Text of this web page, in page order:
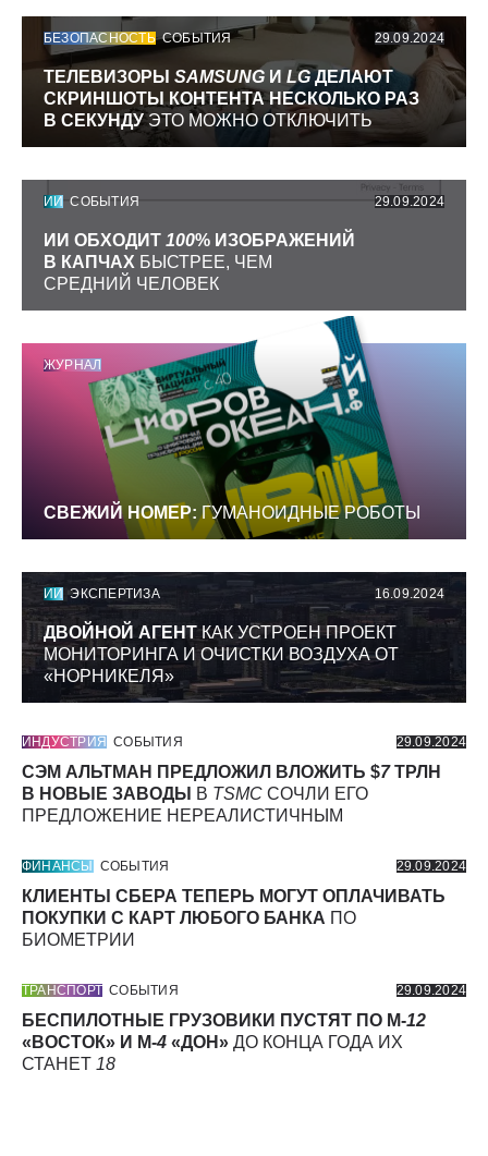
БЕЗОПАСНОСТЬ СОБЫТИЯ 29.09.2024
ТЕЛЕВИЗОРЫ SAMSUNG И LGДЕЛАЮТ
СКРИНШОТЫ КОНТЕНТА НЕСКОЛЬКО РАЗ
В СЕКУНДУЭТО МОЖНО ОТКЛЮЧИТЬ
ИИ СОБЫТИЯ 29.09.2024
ИИ ОБХОДИТ 100% ИЗОБРАЖЕНИЙ
В КАПЧАХ БЫСТРЕЕ, ЧЕМ
СРЕДНИЙ ЧЕЛОВЕК
ЖУРНАЛ
СВЕЖИЙ НОМЕР: ГУМАНОИДНЫЕ РОБОТЫ
ИИ ЭКСПЕРТИЗА 16.09.2024
ДВОЙНОЙ АГЕНТКАК УСТРОЕН ПРОЕКТ
МОНИТОРИНГА И ОЧИСТКИ ВОЗДУХА ОТ
«НОРНИКЕЛЯ»
ИНДУСТРИЯ СОБЫТИЯ 29.09.2024
СЭМ АЛЬТМАН ПРЕДЛОЖИЛ ВЛОЖИТЬ $7ТРЛН
В НОВЫЕ ЗАВОДЫ
В TSMC СОЧЛИ ЕГО
ПРЕДЛОЖЕНИЕ НЕРЕАЛИСТИЧНЫМ
ФИНАНСЫ СОБЫТИЯ 29.09.2024
КЛИЕНТЫ СБЕРА ТЕПЕРЬ МОГУТ ОПЛАЧИВАТЬ
ПОКУПКИ С КАРТ ЛЮБОГО БАНКА ПО
БИОМЕТРИИ
ТРАНСПОРТ СОБЫТИЯ 29.09.2024
БЕСПИЛОТНЫЕ ГРУЗОВИКИ ПУСТЯТ ПО М-12
«ВОСТОК» И М-4 «ДОН» ДО КОНЦА ГОДА ИХ
СТАНЕТ 18